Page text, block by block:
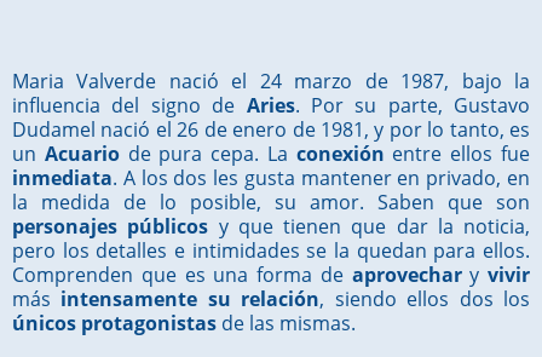
Maria Valverde nació el 24 marzo de 1987, bajo la
influencia del signo de Aries. Por su parte, Gustavo
Dudamel nació el 26 de enero de 1981, y por lo tanto, es
un Acuario de pura cepa. La conexión entre ellos fue
inmediata. A los dos les gusta mantener en privado, en
la medida de lo posible, su amor. Saben que son
personajes públicos y que tienen que dar la noticia,
pero los detalles e intimidades se la quedan para ellos.
Comprenden que es una forma de aprovechary vivir
más intensamente su relación, siendo ellos dos los
únicos protagonistas de las mismas.